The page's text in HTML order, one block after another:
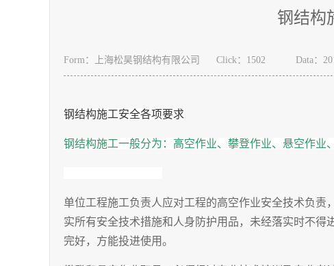
钢结构
Form：上海松昊钢结构有限公司 Click： 1502 Data：
钢结构施工安全各项要求
钢结构施工一般分为：高空作业、攀登作业、悬空作
单位工程施工负责人应对工程的高空作业安全技术负
实所有安全技术措施和人身防护用品，未经落实时不
完好，方能投进使用。